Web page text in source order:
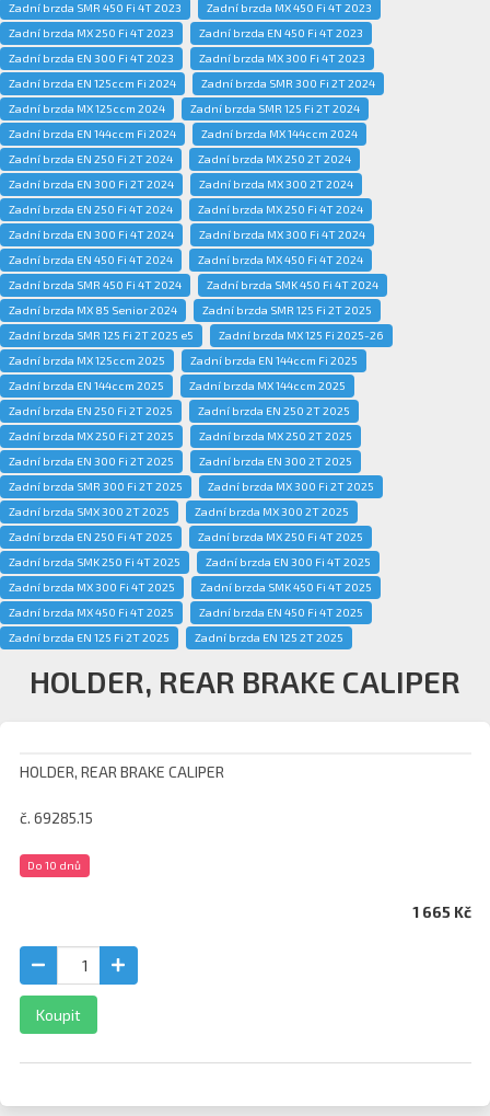
Zadní brzda SMR 450 Fi 4T 2023
Zadní brzda MX 450 Fi 4T 2023
Zadní brzda MX 250 Fi 4T 2023
Zadní brzda EN 450 Fi 4T 2023
Zadní brzda EN 300 Fi 4T 2023
Zadní brzda MX 300 Fi 4T 2023
Zadní brzda EN 125ccm Fi 2024
Zadní brzda SMR 300 Fi 2T 2024
Zadní brzda MX 125ccm 2024
Zadní brzda SMR 125 Fi 2T 2024
Zadní brzda EN 144ccm Fi 2024
Zadní brzda MX 144ccm 2024
Zadní brzda EN 250 Fi 2T 2024
Zadní brzda MX 250 2T 2024
Zadní brzda EN 300 Fi 2T 2024
Zadní brzda MX 300 2T 2024
Zadní brzda EN 250 Fi 4T 2024
Zadní brzda MX 250 Fi 4T 2024
Zadní brzda EN 300 Fi 4T 2024
Zadní brzda MX 300 Fi 4T 2024
Zadní brzda EN 450 Fi 4T 2024
Zadní brzda MX 450 Fi 4T 2024
Zadní brzda SMR 450 Fi 4T 2024
Zadní brzda SMK 450 Fi 4T 2024
Zadní brzda MX 85 Senior 2024
Zadní brzda SMR 125 Fi 2T 2025
Zadní brzda SMR 125 Fi 2T 2025 e5
Zadní brzda MX 125 Fi 2025-26
Zadní brzda MX 125ccm 2025
Zadní brzda EN 144ccm Fi 2025
Zadní brzda EN 144ccm 2025
Zadní brzda MX 144ccm 2025
Zadní brzda EN 250 Fi 2T 2025
Zadní brzda EN 250 2T 2025
Zadní brzda MX 250 Fi 2T 2025
Zadní brzda MX 250 2T 2025
Zadní brzda EN 300 Fi 2T 2025
Zadní brzda EN 300 2T 2025
Zadní brzda SMR 300 Fi 2T 2025
Zadní brzda MX 300 Fi 2T 2025
Zadní brzda SMX 300 2T 2025
Zadní brzda MX 300 2T 2025
Zadní brzda EN 250 Fi 4T 2025
Zadní brzda MX 250 Fi 4T 2025
Zadní brzda SMK 250 Fi 4T 2025
Zadní brzda EN 300 Fi 4T 2025
Zadní brzda MX 300 Fi 4T 2025
Zadní brzda SMK 450 Fi 4T 2025
Zadní brzda MX 450 Fi 4T 2025
Zadní brzda EN 450 Fi 4T 2025
Zadní brzda EN 125 Fi 2T 2025
Zadní brzda EN 125 2T 2025
HOLDER, REAR BRAKE CALIPER
HOLDER, REAR BRAKE CALIPER
č. 69285.15
Do 10 dnů
1 665 Kč
Koupit